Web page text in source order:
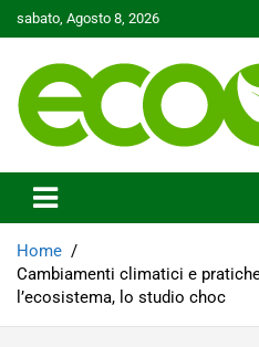
to
sabato, Agosto 8, 2026
Ecoo.it
Home
Cambiamenti climatici e
l’ecosistema, lo studio choc